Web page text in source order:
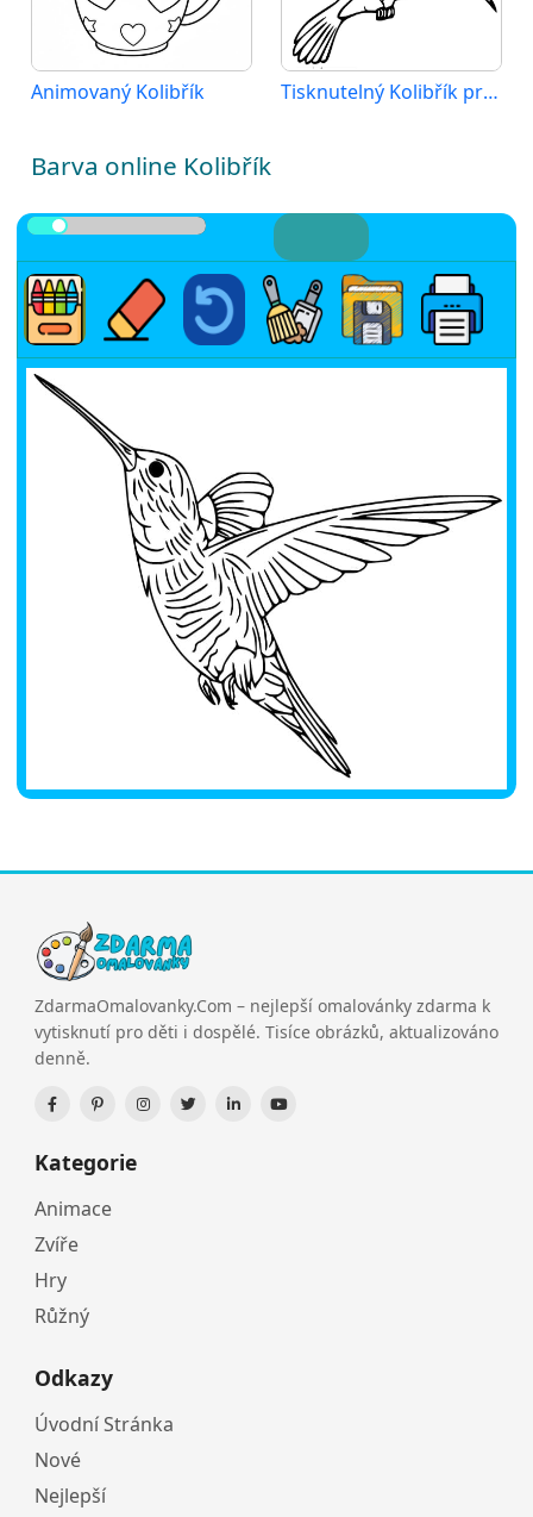
Animovaný Kolibřík Tisknutelný Kolibřík pro děti
Barva online Kolibřík
ZdarmaOmalovanky.Com – nejlepší omalovánky zdarma k
vytisknutí pro děti i dospělé. Tisíce obrázků, aktualizováno
denně.
Kategorie
Animace
Zvíře
Hry
Růžný
Odkazy
Úvodní Stránka
Nové
Nejlepší